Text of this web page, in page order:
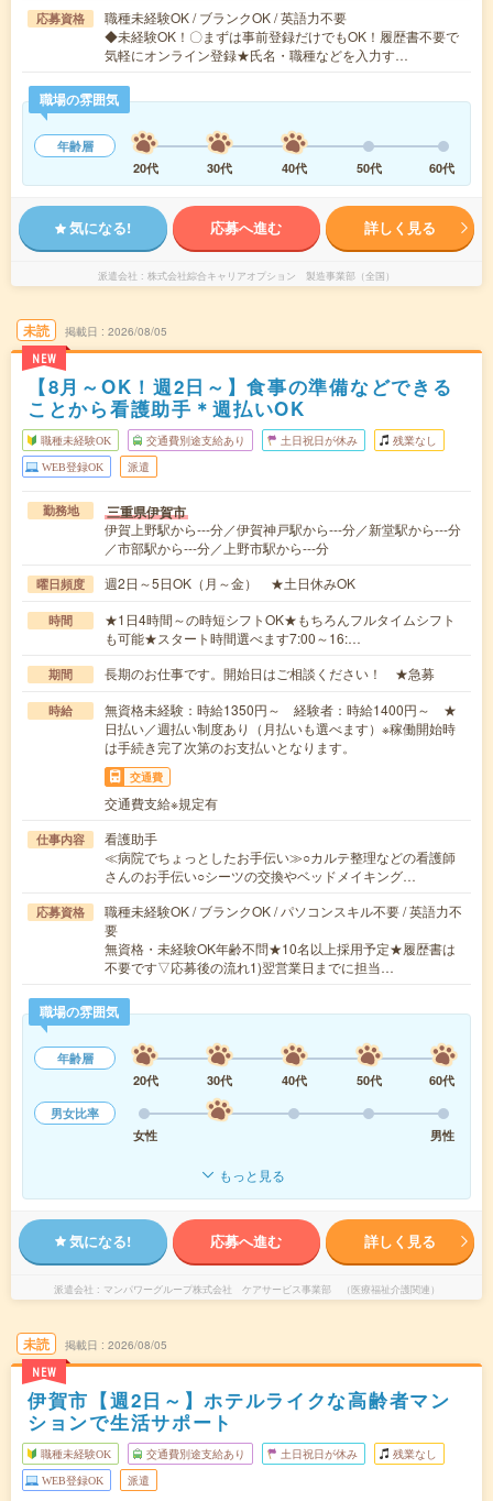
応募資格
職種未経験OK / ブランクOK / 英語力不要
◆未経験OK！〇まずは事前登録だけでもOK！履歴書不要で
気軽にオンライン登録★氏名・職種などを入力す…
職場の雰囲気
年齢層
20代
30代 40代 50代 60代
気になる! 応募へ進む 詳しく見る
派遣会社 株式会社綜合キャリアオプション 製造事業部（全国）
未読
NEW
掲載日 2026/08/05
【8月～OK！週2日～】食事の準備などできる
ことから看護助手＊週払いOK
職種未経験OK 交通費別途支給あり 土日祝日が休み 残業なし
WEB登録OK 派遣
勤務地 三重県伊賀市
伊賀上野駅から---分／伊賀神戸駅から---分／新堂駅から---分
／市部駅から---分／上野市駅から---分
曜日頻度 週2日～5日OK（月～金） ★土日休みOK
時間
★1日4時間～の時短シフトOK★もちろんフルタイムシフト
も可能★スタート時間選べます7:00～16:…
期間 長期のお仕事です。開始日はご相談ください！ ★急募
時給
無資格未経験：時給1350円～ 経験者：時給1400円～ ★
日払い／週払い制度あり（月払いも選べます）※稼働開始時
は手続き完了次第のお支払いとなります。
交通費
交通費支給※規定有
仕事内容
看護助手
≪病院でちょっとしたお手伝い≫○カルテ整理などの看護師
さんのお手伝い○シーツの交換やベッドメイキング…
応募資格
職種未経験OK / ブランクOK / パソコンスキル不要 / 英語力不
要
無資格・未経験OK年齢不問★10名以上採用予定★履歴書は
不要です▽応募後の流れ1)翌営業日までに担当…
職場の雰囲気
年齢層
20代
30代 40代 50代
60代
男女比率
女性
男性
もっと見る
気になる! 応募へ進む 詳しく見る
派遣会社 マンパワーグループ株式会社 ケアサービス事業部 （医療福祉介護関連）
未読
NEW
掲載日 2026/08/05
伊賀市【週2日～】ホテルライクな高齢者マン
ションで生活サポート
職種未経験OK 交通費別途支給あり 土日祝日が休み 残業なし
WEB登録OK 派遣